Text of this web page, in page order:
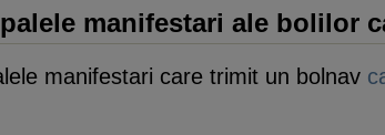
manifestari ale bolilor
manifestari care trimit un bolnav